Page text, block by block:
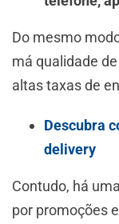
Do mesmo
má qualidade
altas taxas de
Descubra
delivery
Contudo, há
por promoções